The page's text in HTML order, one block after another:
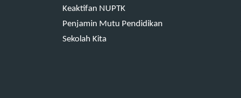
Keaktifan NUPTK
Penjamin Mutu Pendidikan
Sekolah Kita